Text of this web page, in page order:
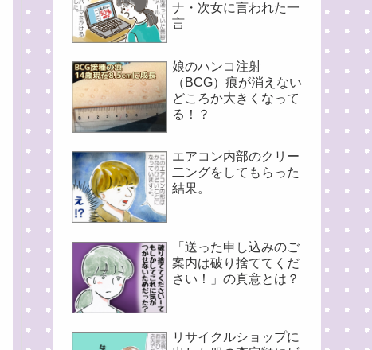
ナ・次女に言われた一
言
娘のハンコ注射
（BCG）痕が消えない
どころか大きくなって
る！？
エアコン内部のクリー
二ングをしてもらった
結果。
「送った申し込みのご
案内は破り捨ててくだ
さい！」の真意とは？
リサイクルショップに